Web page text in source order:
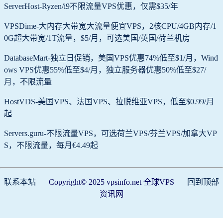
ServerHost-Ryzen/i9不限流量VPS优惠，仅需$35/年
VPSDime-大内存大带宽大流量便宜VPS，2核CPU/4GB内存/1
0G超大带宽/1T流量，$5/月，可选美国/英国/荷兰机房
DatabaseMart-独立日促销，美国VPS优惠74%低至$1/月，Wind
ows VPS优惠55%低至$4/月，独立服务器优惠50%低至$27/
月，不限流量
HostVDS-美国VPS、法国VPS、拉脱维亚VPS，低至$0.99/月
起
Servers.guru-不限流量VPS，可选荷兰VPS/芬兰VPS/加拿大VP
S，不限流量，每月€4.49起
联系本站
Copyright© 2025 vpsinfo.net 全球VPS
资讯网
回到顶部